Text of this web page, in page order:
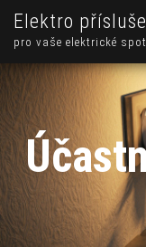
Elektro
pro vaše elektrické